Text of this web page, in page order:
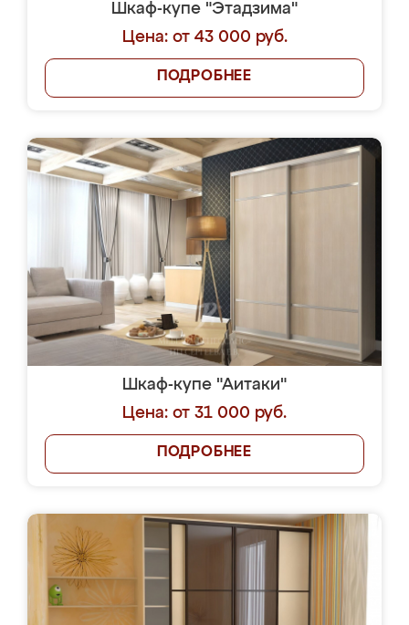
Шкаф-купе "Этадзима"
Цена: от 43 000 руб.
ПОДРОБНЕЕ
Шкаф-купе "Аитаки"
Цена: от 31 000 руб.
ПОДРОБНЕЕ